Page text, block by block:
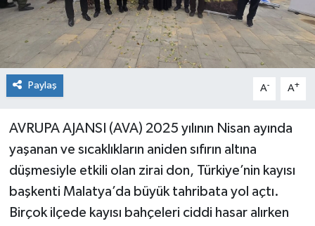
Paylaş A- A+
AVRUPA AJANSI (AVA) 2025 yılının Nisan ayında
yaşanan ve sıcaklıkların aniden sıfırın altına
düşmesiyle etkili olan zirai don, Türkiye’nin kayısı
başkenti Malatya’da büyük tahribata yol açtı.
Birçok ilçede kayısı bahçeleri ciddi hasar alırken